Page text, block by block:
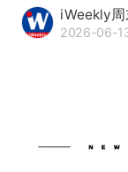
iWeekly周
2026-06-